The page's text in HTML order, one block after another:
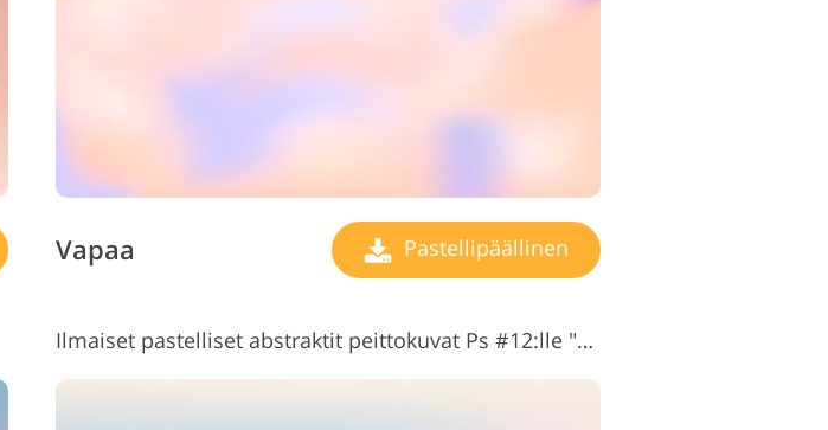
Vapaa Pastellipäällinen
Ilmaiset pastelliset abstraktit peittokuvat Ps #12:lle "Morning Glory"